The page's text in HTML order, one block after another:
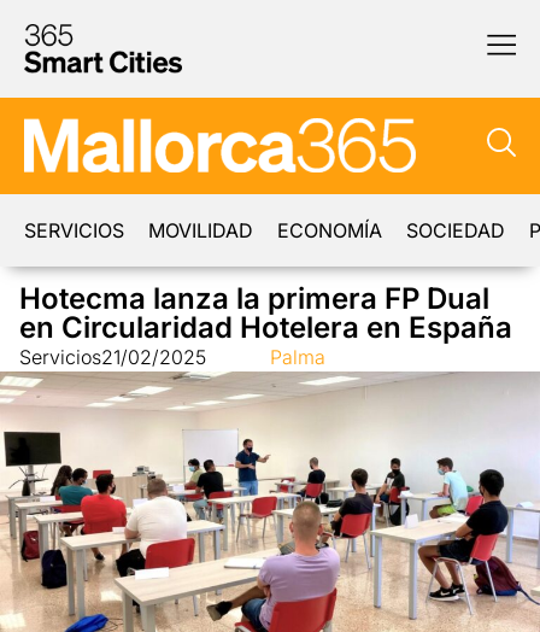
SERVICIOS MOVILIDAD ECONOMÍA SOCIEDAD
Hotecma lanza la primera FP Dual
en Circularidad Hotelera en España
Servicios21/02/2025 Palma